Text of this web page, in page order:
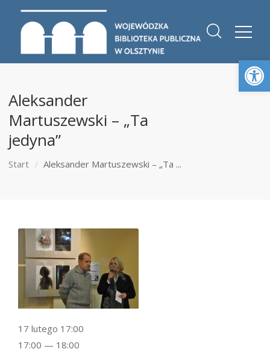
Aleksander
Martuszewski – „Ta
jedyna”
Start Aleksander Martuszewski – „Ta ...
17 lutego 17:00
17:00 — 18:00